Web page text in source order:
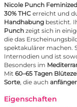
Nicole Punch Feminized
30% THC erreicht und
Handhabung besticht.
Punch zeigt sich in
die das
spektakulärer machen.
Internodien und ist
Besonders im
Mit 60–65 Tagen
Sorte, die auch
Eigenschaften